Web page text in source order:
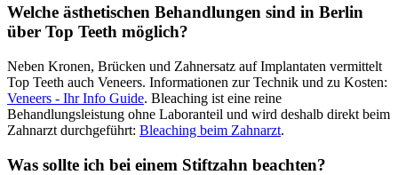
Welche ästhetischen Behandlungen sind in Berlin
über Top Teeth möglich?
Neben Kronen, Brücken und Zahnersatz auf Implantaten vermittelt
Top Teeth auch Veneers. Informationen zur Technik und zu Kosten:
Veneers - Ihr Info Guide. Bleaching ist eine reine
Behandlungsleistung ohne Laboranteil und wird deshalb direkt beim
Zahnarzt durchgeführt: Bleaching beim Zahnarzt.
Was sollte ich bei einem Stiftzahn beachten?